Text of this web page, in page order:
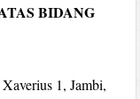
BIDANG
1, Jambi,